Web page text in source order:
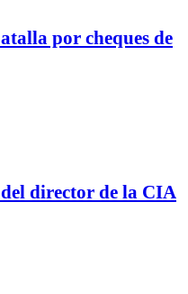
por cheques de
director de la CIA